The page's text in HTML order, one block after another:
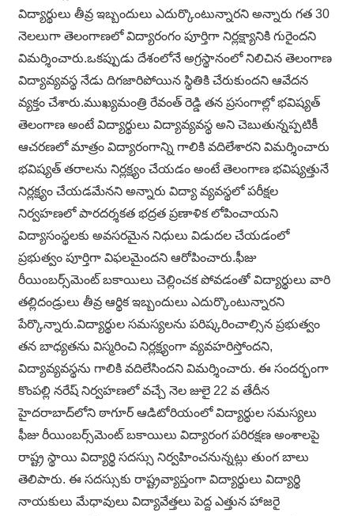
విద్యార్థులు తీవ్ర ఇబ్బందులు ఎదుర్కొంటున్నారని అన్నారు గత 30
నెలలుగా తెలంగాణలో విద్యారంగం పూర్తిగా నిర్లక్ష్యానికి గురైందని
విమర్శించారు.ఒకప్పుడు దేశంలోనే అగ్రస్థానంలో నిలిచిన తెలంగాణ
విద్యావ్యవస్థ నేడు దిగజారిపోయిన స్థితికి చేరుకుందని ఆవేదన
వ్యక్తం చేశారు.ముఖ్యమంత్రి రేవంత్ రెడ్డి తన ప్రసంగాల్లో భవిష్యత్
తెలంగాణ అంటే విద్యార్థులు విద్యావ్యవస్థ అని చెబుతున్నప్పటికీ
ఆచరణలో మాత్రం విద్యారంగాన్ని గాలికి వదిలేశారని విమర్శించారు
భవిష్యత్ తరాలను నిర్లక్ష్యం చేయడం అంటే తెలంగాణ భవిష్యత్తునే
నిర్లక్ష్యం చేయడమేనని అన్నారు విద్యా వ్యవస్థలో పరీక్షల
నిర్వహణలో పారదర్శకత భద్రత ప్రణాళిక లోపించాయని
విద్యాసంస్థలకు అవసరమైన నిధులు విడుదల చేయడంలో
ప్రభుత్వం పూర్తిగా విఫలమైందని ఆరోపించారు.ఫీజు
రీయింబర్స్‌మెంట్ బకాయిలు చెల్లించక పోవడంతో విద్యార్థులు వారి
తల్లిదండ్రులు తీవ్ర ఆర్థిక ఇబ్బందులు ఎదుర్కొంటున్నారని
పేర్కొన్నారు.విద్యార్థుల సమస్యలను పరిష్కరించాల్సిన ప్రభుత్వం
తన బాధ్యతను విస్మరించి నిర్లక్ష్యంగా వ్యవహరిస్తోందని,
విద్యావ్యవస్థను గాలికి వదిలేసిందని విమర్శించారు. ఈ సందర్భంగా
కొంపల్లి నరేష్ నిర్వహణలో వచ్చే నెల జులై 22 వ తేదీన
హైదరాబాద్‌లోని ఠాగూర్ ఆడిటోరియంలో విద్యార్థుల సమస్యలు
ఫీజు రీయింబర్స్‌మెంట్ బకాయిలు విద్యారంగ పరిరక్షణ అంశాలపై
రాష్ట్ర స్థాయి విద్యార్థి సదస్సు నిర్వహించనున్నట్లు తుంగ బాలు
తెలిపారు. ఈ సదస్సుకు రాష్ట్రవ్యాప్తంగా విద్యార్థులు విద్యార్థి
నాయకులు మేధావులు విద్యావేత్తలు పెద్ద ఎత్తున హాజరై